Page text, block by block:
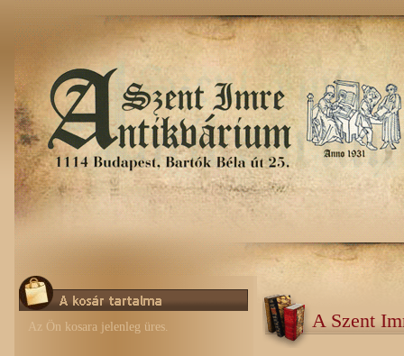
Az Ön kosara jelenleg üres. A Szent